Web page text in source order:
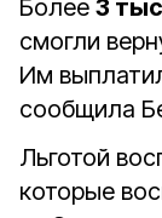
Более 3
смогли
Им
сообщила
Льготой
которые